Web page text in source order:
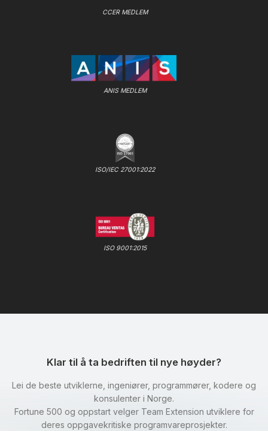
CCER MEDLEM
ANIS MEDLEM
ISO/IEC 27001:2022
ISO 9001:2015
Klar til å ta bedriften til nye høyder?
Lei de beste utviklerne, ingeniører, programmører, kodere og
konsulenter i Norge.
Fortune 500 og oppstart velger Team Extension utviklere for
deres oppgavekritiske programvareprosjekter.